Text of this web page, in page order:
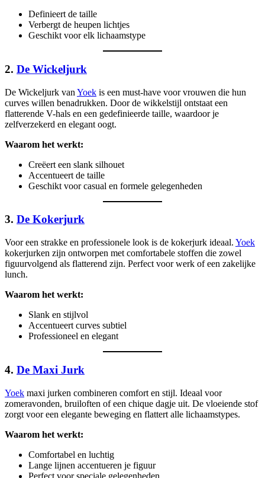
Definieert de taille
Verbergt de heupen lichtjes
Geschikt voor elk lichaamstype
2. De Wickeljurk
De Wickeljurk van Yoek is een must-have voor vrouwen die hun
curves willen benadrukken. Door de wikkelstijl ontstaat een
flatterende V-hals en een gedefinieerde taille, waardoor je
zelfverzekerd en elegant oogt.
Waarom het werkt:
Creëert een slank silhouet
Accentueert de taille
Geschikt voor casual en formele gelegenheden
3. De Kokerjurk
Voor een strakke en professionele look is de kokerjurk ideaal. Yoek
kokerjurken zijn ontworpen met comfortabele stoffen die zowel
figuurvolgend als flatterend zijn. Perfect voor werk of een zakelijke
lunch.
Waarom het werkt:
Slank en stijlvol
Accentueert curves subtiel
Professioneel en elegant
4. De Maxi Jurk
Yoek maxi jurken combineren comfort en stijl. Ideaal voor
zomeravonden, bruiloften of een chique dagje uit. De vloeiende stof
zorgt voor een elegante beweging en flattert alle lichaamstypes.
Waarom het werkt:
Comfortabel en luchtig
Lange lijnen accentueren je figuur
Perfect voor speciale gelegenheden